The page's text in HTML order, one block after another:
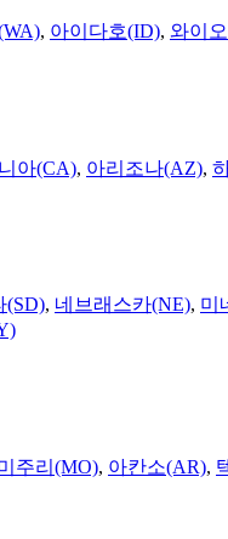
, 아이다호(ID), 와이
아(CA), 아리조나(AZ),
(SD), 네브래스카(NE), 미
주리(MO), 아칸소(AR),